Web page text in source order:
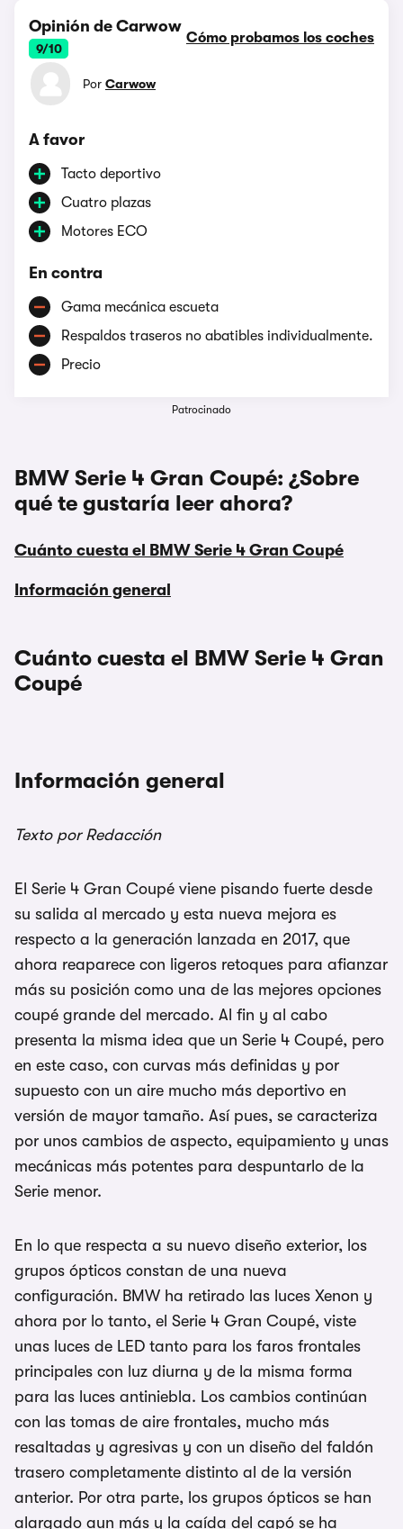
Opinión de Carwow
9/10
Cómo probamos los coches
Por Carwow
A favor
Tacto deportivo
Cuatro plazas
Motores ECO
En contra
Gama mecánica escueta
Respaldos traseros no abatibles individualmente.
Precio
Patrocinado
BMW Serie 4 Gran Coupé: ¿Sobre
qué te gustaría leer ahora?
Cuánto cuesta el BMW Serie 4 Gran Coupé
Información general
Cuánto cuesta el BMW Serie 4 Gran
Coupé
Información general
Texto por Redacción
El Serie 4 Gran Coupé viene pisando fuerte desde
su salida al mercado y esta nueva mejora es
respecto a la generación lanzada en 2017, que
ahora reaparece con ligeros retoques para afianzar
más su posición como una de las mejores opciones
coupé grande del mercado. Al fin y al cabo
presenta la misma idea que un Serie 4 Coupé, pero
en este caso, con curvas más definidas y por
supuesto con un aire mucho más deportivo en
versión de mayor tamaño. Así pues, se caracteriza
por unos cambios de aspecto, equipamiento y unas
mecánicas más potentes para despuntarlo de la
Serie menor.
En lo que respecta a su nuevo diseño exterior, los
grupos ópticos constan de una nueva
configuración. BMW ha retirado las luces Xenon y
ahora por lo tanto, el Serie 4 Gran Coupé, viste
unas luces de LED tanto para los faros frontales
principales con luz diurna y de la misma forma
para las luces antiniebla. Los cambios continúan
con las tomas de aire frontales, mucho más
resaltadas y agresivas y con un diseño del faldón
trasero completamente distinto al de la versión
anterior. Por otra parte, los grupos ópticos se han
alargado aun más y la caída del capó se ha